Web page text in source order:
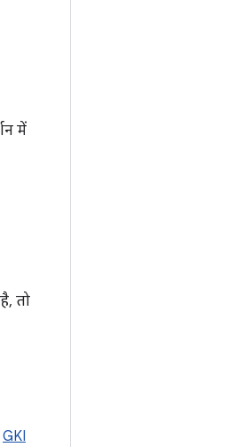
में
तो
GKI